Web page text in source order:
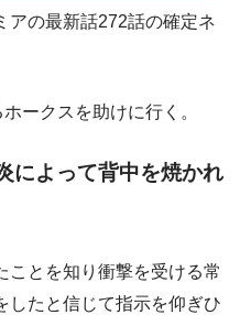
アの最新話272話の確定ネ
ークスを助けに行く。
によって背中を焼かれ
ことを知り衝撃を受ける常
したと信じて指示を仰ぎひ